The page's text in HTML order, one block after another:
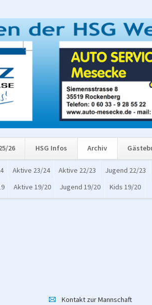
26 HSG Infos Archiv
Aktive 23/24 Aktive 22/23 Jugend 22/23
Aktive 19/20 Jugend 19/20 Kids 19/20
Kontakt zur Mannschaft